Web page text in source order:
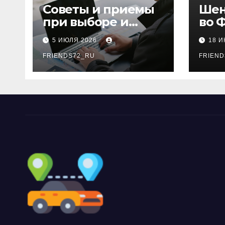
Советы и приемы
при выборе и
бронировании
авиабилетов
5 ИЮЛЯ 2026
FRIENDS72_RU
во
18